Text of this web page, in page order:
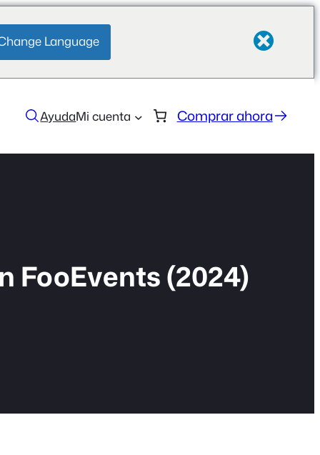
Language
AyudaMi cuenta Comprar ahora
FooEvents (2024)